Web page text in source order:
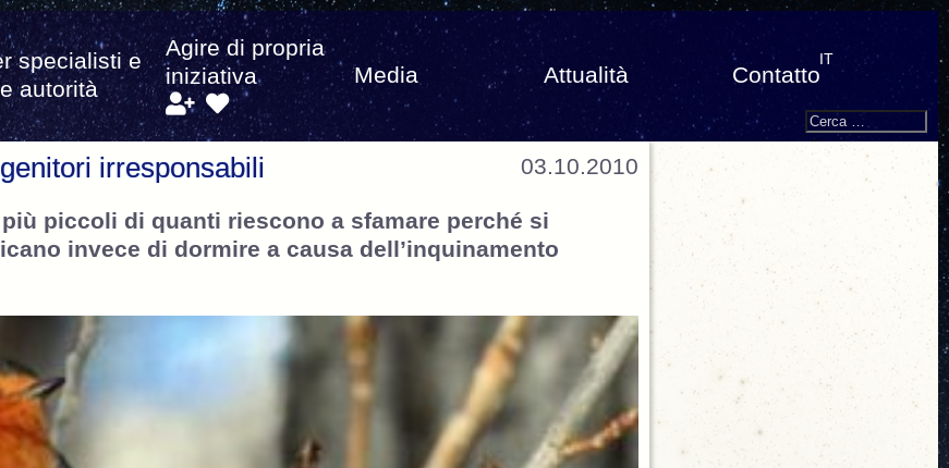
specialisti e
autorità
Agire di propria
iniziativa
Media Attualità Contatto
IT
Search
Cerca:
03.10.2010
irresponsabili
piccoli di quanti riescono a sfamare perché si
invece di dormire a causa dell’inquinamento